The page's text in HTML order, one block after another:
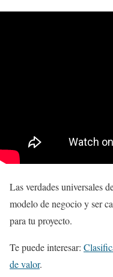
Las verdades universales
modelo de negocio y ser
para tu proyecto.
Te puede interesar:
de valor.